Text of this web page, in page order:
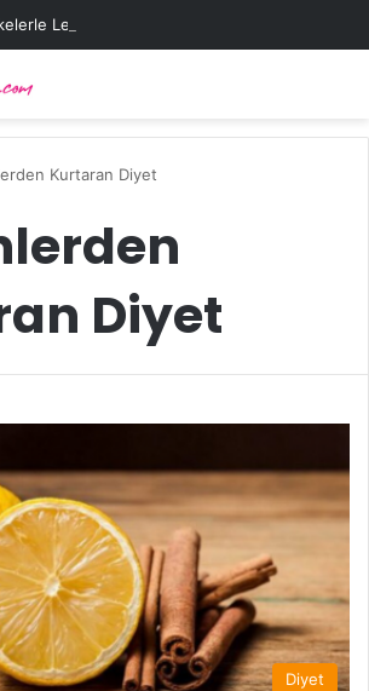
Leke Sorununa Çözüm Önerileri
Kurtaran Diyet
Diyet
Diyet